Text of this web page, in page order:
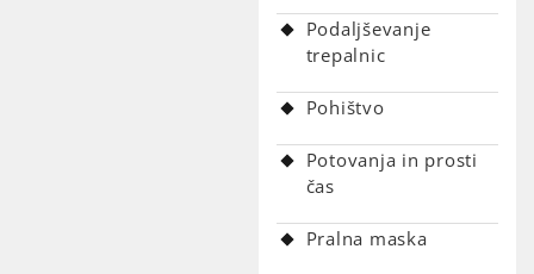
Podaljševanje
trepalnic
Pohištvo
Potovanja in prosti
čas
Pralna maska